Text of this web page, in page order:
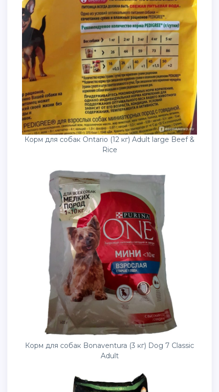
Корм для собак Ontario (12 кг) Adult large Beef &
Rice
Корм для собак Bonaventura (3 кг) Dog 7 Classic
Adult